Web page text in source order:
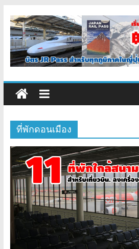
ที่พักดอนเมือง